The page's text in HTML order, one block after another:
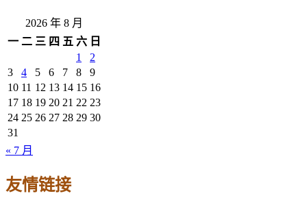
2026 年 8 月
一 二 三 四 五 六 日
1
2
3
4 5 6 7 8
9
10 11 12 13 14 15 16
17 18 19 20 21 22 23
24 25 26 27 28 29 30
31
« 7 月
友情链接